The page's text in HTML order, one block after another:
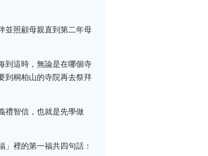
並照顧母親直到第二年母
到這時，無論是在哪個寺
到桐柏山的寺院再去祭拜
禮智信，也就是先學做
裡的第一福共四句話：